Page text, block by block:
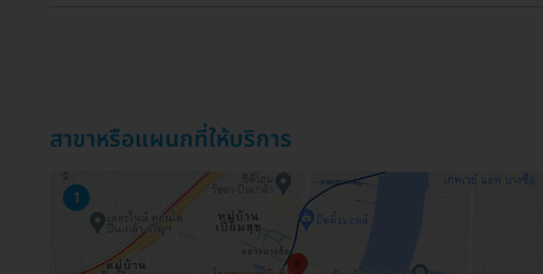
สาขาหรือแผนกที่ให้บริการ
1